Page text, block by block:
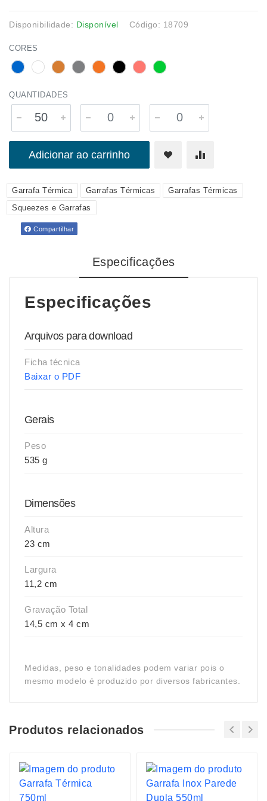
Disponibilidade: Disponível Código: 18709
CORES
QUANTIDADES
Adicionar ao carrinho
Garrafa Térmica Garrafas Térmicas
Garrafas Térmicas
Squeezes e Garrafas
Compartilhar
Especificações
Especificações
Arquivos para download
Ficha técnica
Baixar o PDF
Gerais
Peso
535 g
Dimensões
Altura
23 cm
Largura
11,2 cm
Gravação Total
14,5 cm x 4 cm
Medidas, peso e tonalidades podem variar pois o
mesmo modelo é produzido por diversos fabricantes.
Produtos relacionados